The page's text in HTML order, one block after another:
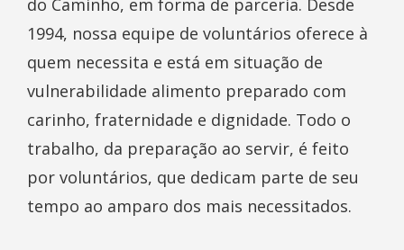
do Caminho, em forma de parceria. Desde
1994, nossa equipe de voluntários oferece à
quem necessita e está em situação de
vulnerabilidade alimento preparado com
carinho, fraternidade e dignidade. Todo o
trabalho, da preparação ao servir, é feito
por voluntários, que dedicam parte de seu
tempo ao amparo dos mais necessitados.